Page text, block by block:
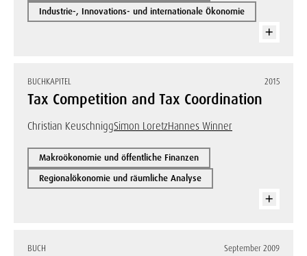
Industrie-, Innovations- und internationale Ökonomie
BUCHKAPITEL 2015
Tax Competition and Tax Coordination
Christian KeuschniggSimon LoretzHannes Winner
Makroökonomie und öffentliche Finanzen
Regionalökonomie und räumliche Analyse
BUCH September 2009